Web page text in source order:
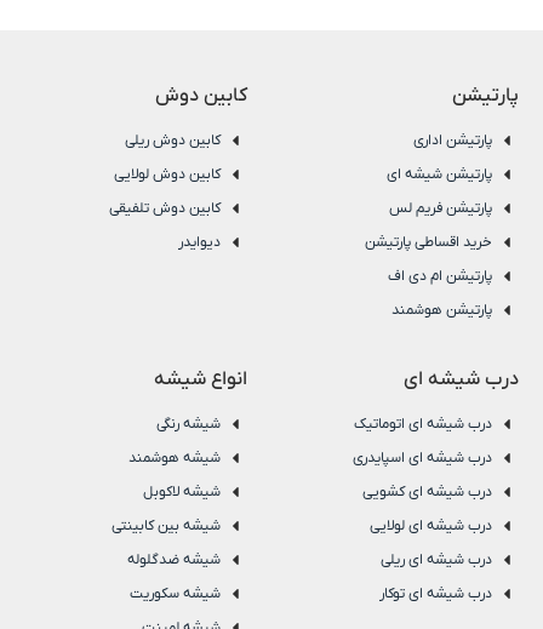
پارتیشن
پارتیشن اداری
پارتیشن شیشه ای
پارتیشن فریم لس
خرید اقساطی پارتیشن
پارتیشن ام دی اف
پارتیشن هوشمند
کابین دوش
کابین دوش ریلی
کابین دوش لولایی
کابین دوش تلفیقی
دیوایدر
درب شیشه ای
درب شیشه ای اتوماتیک
درب شیشه ای اسپایدری
درب شیشه ای کشویی
درب شیشه ای لولایی
درب شیشه ای ریلی
درب شیشه ای توکار
انواع شیشه
شیشه رنگی
شیشه هوشمند
شیشه لاکوبل
شیشه بین کابینتی
شیشه ضدگلوله
شیشه سکوریت